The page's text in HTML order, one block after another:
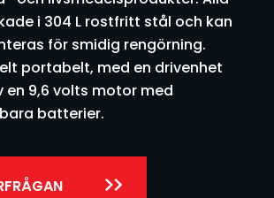
och Kolvvibratorer
och utrustning
och skjutspjäll
i 304 L rostfritt stål och kan
för smidig rengörning.
portabelt, med en drivenhet
en 9,6 volts motor med
batterier.